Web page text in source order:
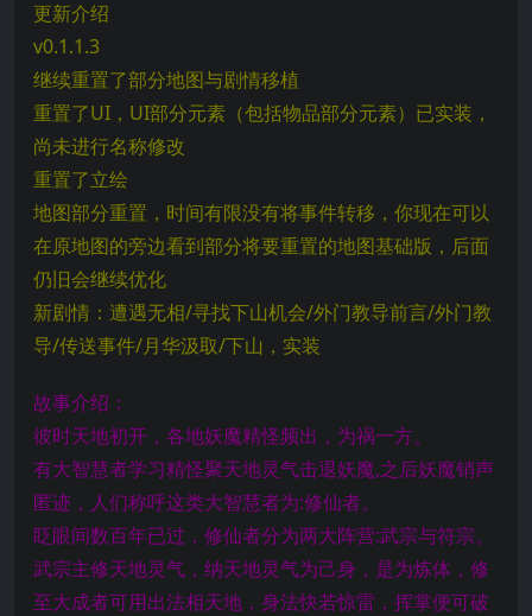
更新介绍
v0.1.1.3
继续重置了部分地图与剧情移植
重置了UI，UI部分元素（包括物品部分元素）已实装，
尚未进行名称修改
重置了立绘
地图部分重置，时间有限没有将事件转移，你现在可以
在原地图的旁边看到部分将要重置的地图基础版，后面
仍旧会继续优化
新剧情：遭遇无相/寻找下山机会/外门教导前言/外门教
导/传送事件/月华汲取/下山，实装
故事介绍：
彼时天地初开，各地妖魔精怪频出，为祸一方。
有大智慧者学习精怪聚天地灵气击退妖魔,之后妖魔销声
匿迹，人们称呼这类大智慧者为:修仙者。
眨眼间数百年已过，修仙者分为两大阵营:武宗与符宗。
武宗主修天地灵气，纳天地灵气为己身，是为炼体，修
至大成者可用出法相天地，身法快若惊雷，挥掌便可破